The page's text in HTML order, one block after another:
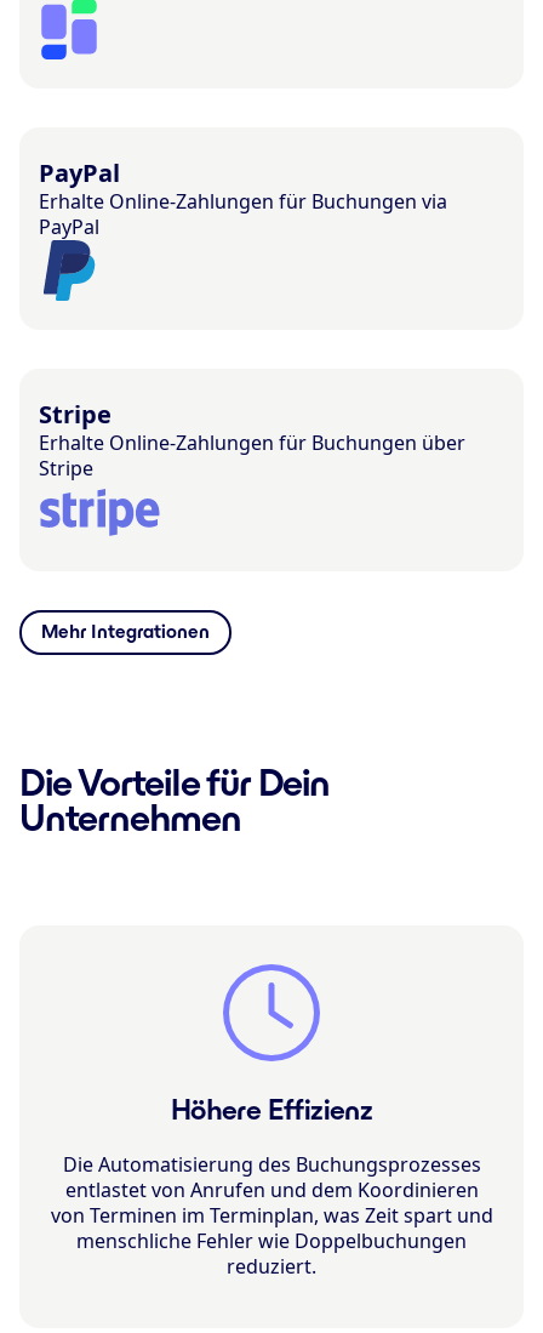
PayPal
Erhalte Online-Zahlungen für Buchungen via
PayPal
Stripe
Erhalte Online-Zahlungen für Buchungen über
Stripe
Mehr Integrationen
Die Vorteile für Dein
Unternehmen
Höhere Effizienz
Die Automatisierung des Buchungsprozesses
entlastet von Anrufen und dem Koordinieren
von Terminen im Terminplan, was Zeit spart und
menschliche Fehler wie Doppelbuchungen
reduziert.